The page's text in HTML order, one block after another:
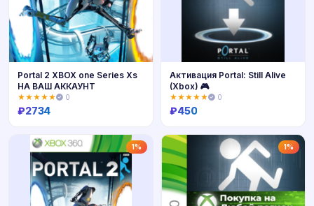
Купить
Portal 2 XBOX one Series Xs
НА ВАШ АККАУНТ
★★★★★ 0
₽2734
Купить
Активация Portal: Still Alive
(Xbox) 🎮
★★★★★ 0
₽450
1% 1%